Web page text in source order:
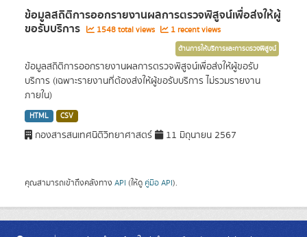
ข้อมูลสถิติการออกรายงานผลการตรวจพิสูจน์เพื่อส่งให้ผู้
ขอรับบริการ 1548 total views 1 recent views
ด้านการให้บริการและการตรวจพิสูจน์
ข้อมูลสถิติการออกรายงานผลการตรวจพิสูจน์เพื่อส่งให้ผู้ขอรับ
บริการ (เฉพาะรายงานที่ต้องส่งให้ผู้ขอรับบริการ ไม่รวมรายงาน
ภายใน)
HTML CSV
กองสารสนเทศนิติวิทยาศาสตร์ 11 มิถุนายน 2567
คุณสามารถเข้าถึงคลังทาง API (ให้ดู คู่มือ API).